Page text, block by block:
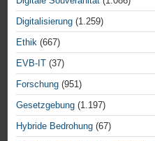
Digitalisierung (1.259)
Ethik (667)
EVB-IT (37)
Forschung (951)
Gesetzgebung (1.197)
Hybride Bedrohung (67)